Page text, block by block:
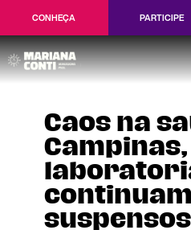
CONHEÇA PARTICIPE
Caos na
continuam